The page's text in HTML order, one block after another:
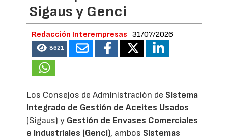
Sigaus y Genci
Redacción Interempresas 31/07/2026
8621
Los Consejos de Administración de Sistema
Integrado de Gestión de Aceites Usados
(Sigaus) y Gestión de Envases Comerciales
e Industriales (Genci), ambos Sistemas